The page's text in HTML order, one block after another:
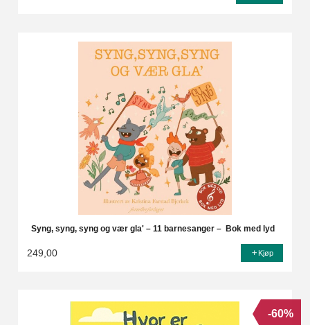
Syng, syng, syng og vær gla' – 11 barnesanger – Bok med lyd
249,00 Kjøp
-60%